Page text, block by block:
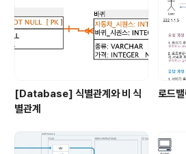
ple을 체크해주신 후, Finish를 눌러 끝내주시면
예제 소스 없이 생성..
[Database] 식별관계와 비 식
별관계
로드